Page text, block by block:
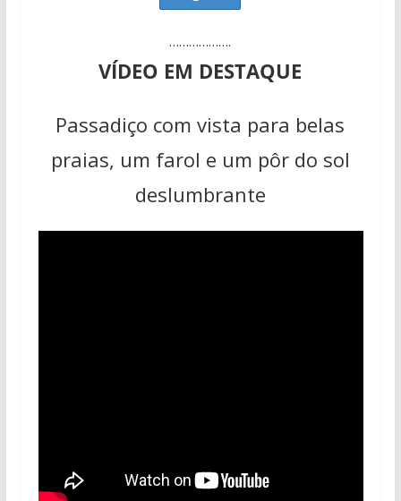
……………….
VÍDEO EM DESTAQUE
Passadiço com vista para belas
praias, um farol e um pôr do sol
deslumbrante